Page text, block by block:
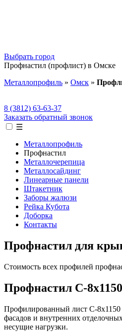
Выбрать город
Профнастил (профлист) в Омске
Металлопрофиль » Омск »
8 (3812) 63-63-37
Заказать обратный звонок
☰
Металлопрофиль
Профнастил
Металлочерепица
Металлосайдинг
Линеарные панели
Штакетник
Заборы жалюзи
Рейка Кубота
Доборка
Контакты
Профнастил для
Стоимость всех профилей
Профнастил С-8х1150
Профилированный лист С-8x1150
фасадов и внутренних
несущие нагрузки.